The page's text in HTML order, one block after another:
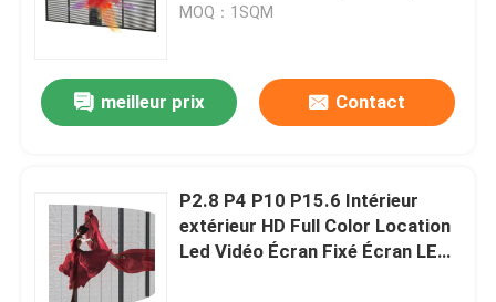
Le spectacle VR
Visite de l'usine
une distance de vision de 5 à 100
MOQ：1SQM
meilleur prix Contact
P2.8 P4 P10 P15.6 Intérieur
extérieur HD Full Color Location
Led Vidéo Écran Fixé Écran LED